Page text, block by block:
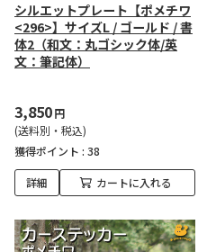
シルエットプレート【ポメチワ
<296>】サイズL / ゴールド / 書
体2（和文：丸ゴシック体/英
文：筆記体）
3,850円
(送料別・税込)
獲得ポイント : 38
詳細 カートに入れる